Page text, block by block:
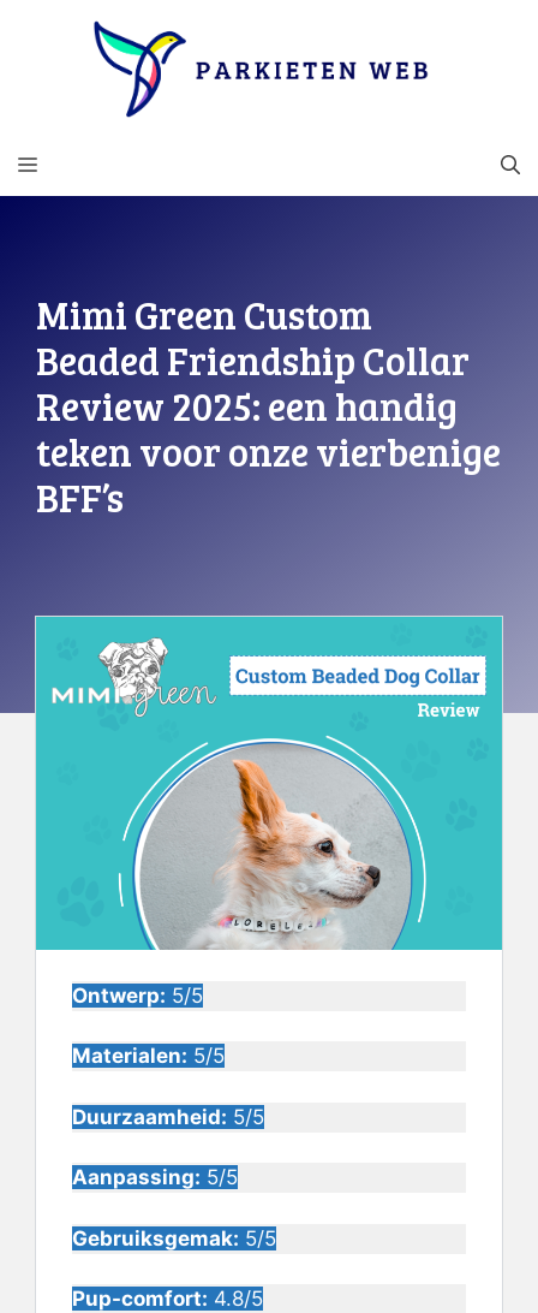
MENU
Mimi Green Custom
Beaded Friendship Collar
Review 2025: een handig
teken voor onze vierbenige
BFF’s
Ontwerp: 5/5
Materialen: 5/5
Duurzaamheid: 5/5
Aanpassing: 5/5
Gebruiksgemak: 5/5
Pup-comfort: 4.8/5